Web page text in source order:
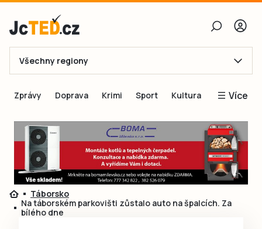
E-mail
Obnovit heslo
Přihlásit se
Všechny regiony
Zprávy Doprava Krimi Sport Kultura Více
Blogy
Inspirace
Čtenáři píší
Speciální přílohy
Táborsko
Na táborském parkovišti zůstalo auto na špalcích. Za
bílého dne